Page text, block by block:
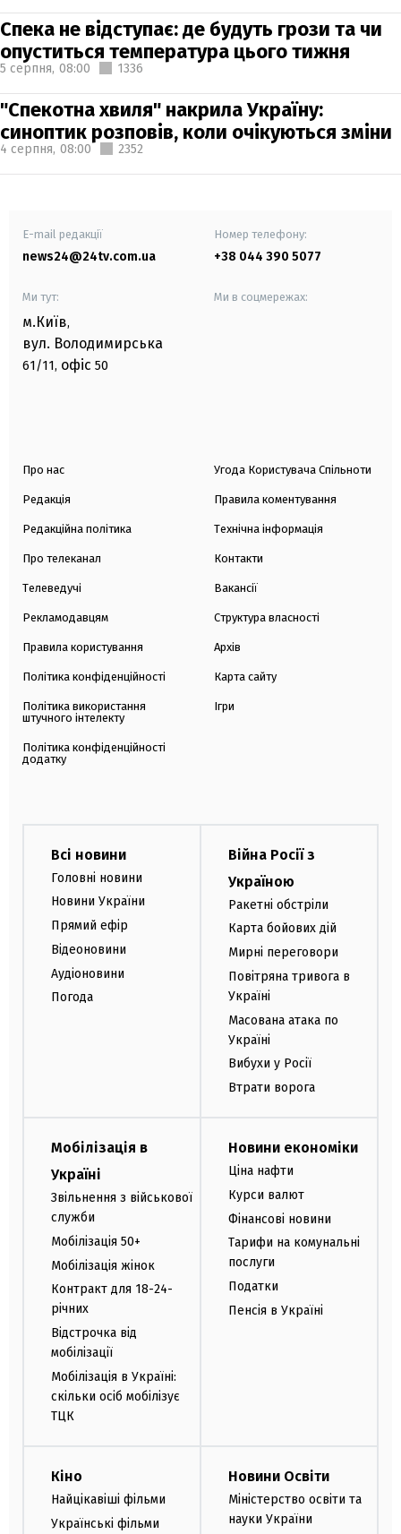
Спека не відступає: де будуть грози та чи
опуститься температура цього тижня
5 серпня, 08:00 1336
"Спекотна хвиля" накрила Україну:
синоптик розповів, коли очікуються зміни
4 серпня, 08:00 2352
E-mail редакції
news24@24tv.com.ua
Номер телефону:
+38 044 390 5077
Ми тут:
м.Київ,
вул. Володимирська
61/11, офіс 50
Ми в соцмережах:
Про нас
Редакція
Редакційна політика
Про телеканал
Телеведучі
Рекламодавцям
Правила користування
Політика конфіденційності
Політика використання
штучного інтелекту
Політика конфіденційності
додатку
Угода Користувача Спільноти
Правила коментування
Технічна інформація
Контакти
Вакансії
Структура власності
Архів
Карта сайту
Ігри
Всі новини
Головні новини
Новини України
Прямий ефір
Відеоновини
Аудіоновини
Погода
Війна Росії з
Україною
Ракетні обстріли
Карта бойових дій
Мирні переговори
Повітряна тривога в
Україні
Масована атака по
Україні
Вибухи у Росії
Втрати ворога
Мобілізація в
Україні
Звільнення з військової
служби
Мобілізація 50+
Мобілізація жінок
Контракт для 18-24-
річних
Відстрочка від
мобілізації
Мобілізація в Україні:
скільки осіб мобілізує
ТЦК
Новини економіки
Ціна нафти
Курси валют
Фінансові новини
Тарифи на комунальні
послуги
Податки
Пенсія в Україні
Кіно
Найцікавіші фільми
Українські фільми
Новини Освіти
Міністерство освіти та
науки України